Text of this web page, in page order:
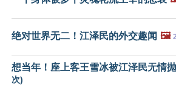
绝对世界无二！江泽民的外交趣闻 🖼️
想当年！座上客王雪冰被江泽民无情
次)